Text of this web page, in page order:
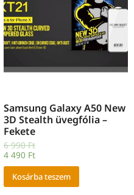
Samsung Galaxy A50 New
3D Stealth üvegfólia –
Fekete
6 990Ft
4 490 Ft
Kosárba teszem